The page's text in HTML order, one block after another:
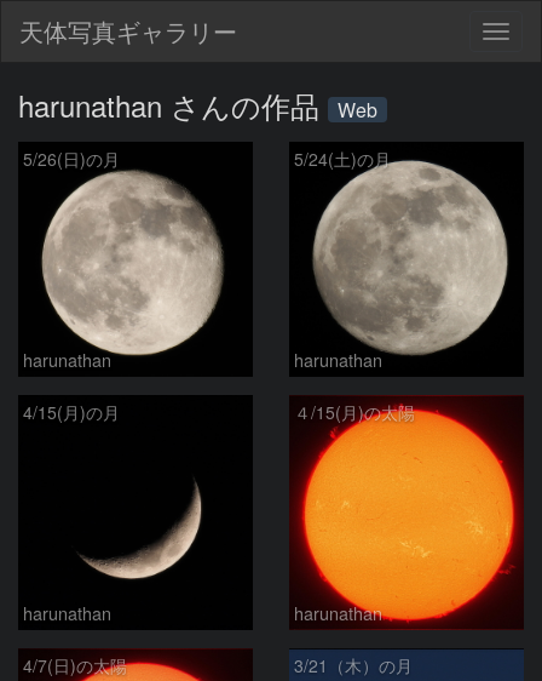
天体写真ギャラリー
harunathan さんの作品 Web
5/26(日)の月
harunathan
5/24(土)の月
harunathan
4/15(月)の月
harunathan
４/15(月)の太陽
harunathan
4/7(日)の太陽 3/21（木）の月